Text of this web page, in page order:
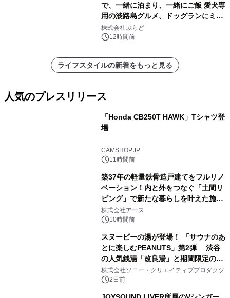
で、一緒に泊まり、一緒にご飯 愛犬専
用の淡路島グルメ、ドッグランにミニ
プール グランピングとトレーラーハウ
スの2施設で
株式会社ぷらど
12時間前
ライフスタイルの新着をもっと見る
人気のプレスリリース
「Honda CB250T HAWK」Tシャツ登
場
CAMSHOP.JP
11時間前
築37年の軽量鉄骨造戸建てをフルリノ
ベーション！内と外をつなぐ「土間リ
ビング」で新たな暮らしを叶えた施工
事例を株式会社アースが公開
株式会社アース
10時間前
スヌーピーの湯が登場！ 「サウナのあ
とに楽しむPEANUTS」第2弾 渋谷
の人気銭湯「改良湯」と期間限定のコ
ラボレーション サウナイキタイコラ
ボグッズも発売決定！
株式会社ソニー・クリエイティブプロダクツ
2日前